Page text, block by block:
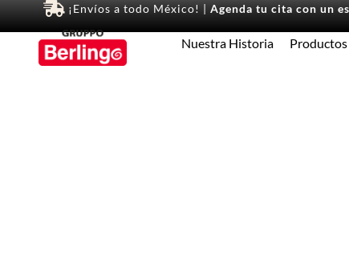
¡Envíos a todo México! | Agenda tu cita con un
Nuestra Historia Productos